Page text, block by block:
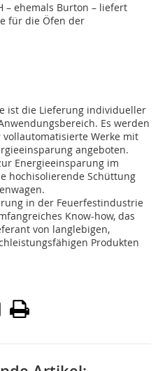
– ehemals Burton – liefert
für die Öfen der
ist die Lieferung individueller
Es werden
Werke mit
angeboten.
Energieeinsparung im
hochisolierende Schüttung
in der Feuerfestindustrie
Know-how, das
von langlebigen,
Produkten